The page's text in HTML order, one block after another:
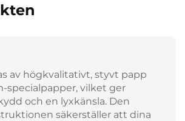
av högkvalitativt, styvt papp
specialpapper, vilket ger
och en lyxkänsla. Den
säkerställer att dina